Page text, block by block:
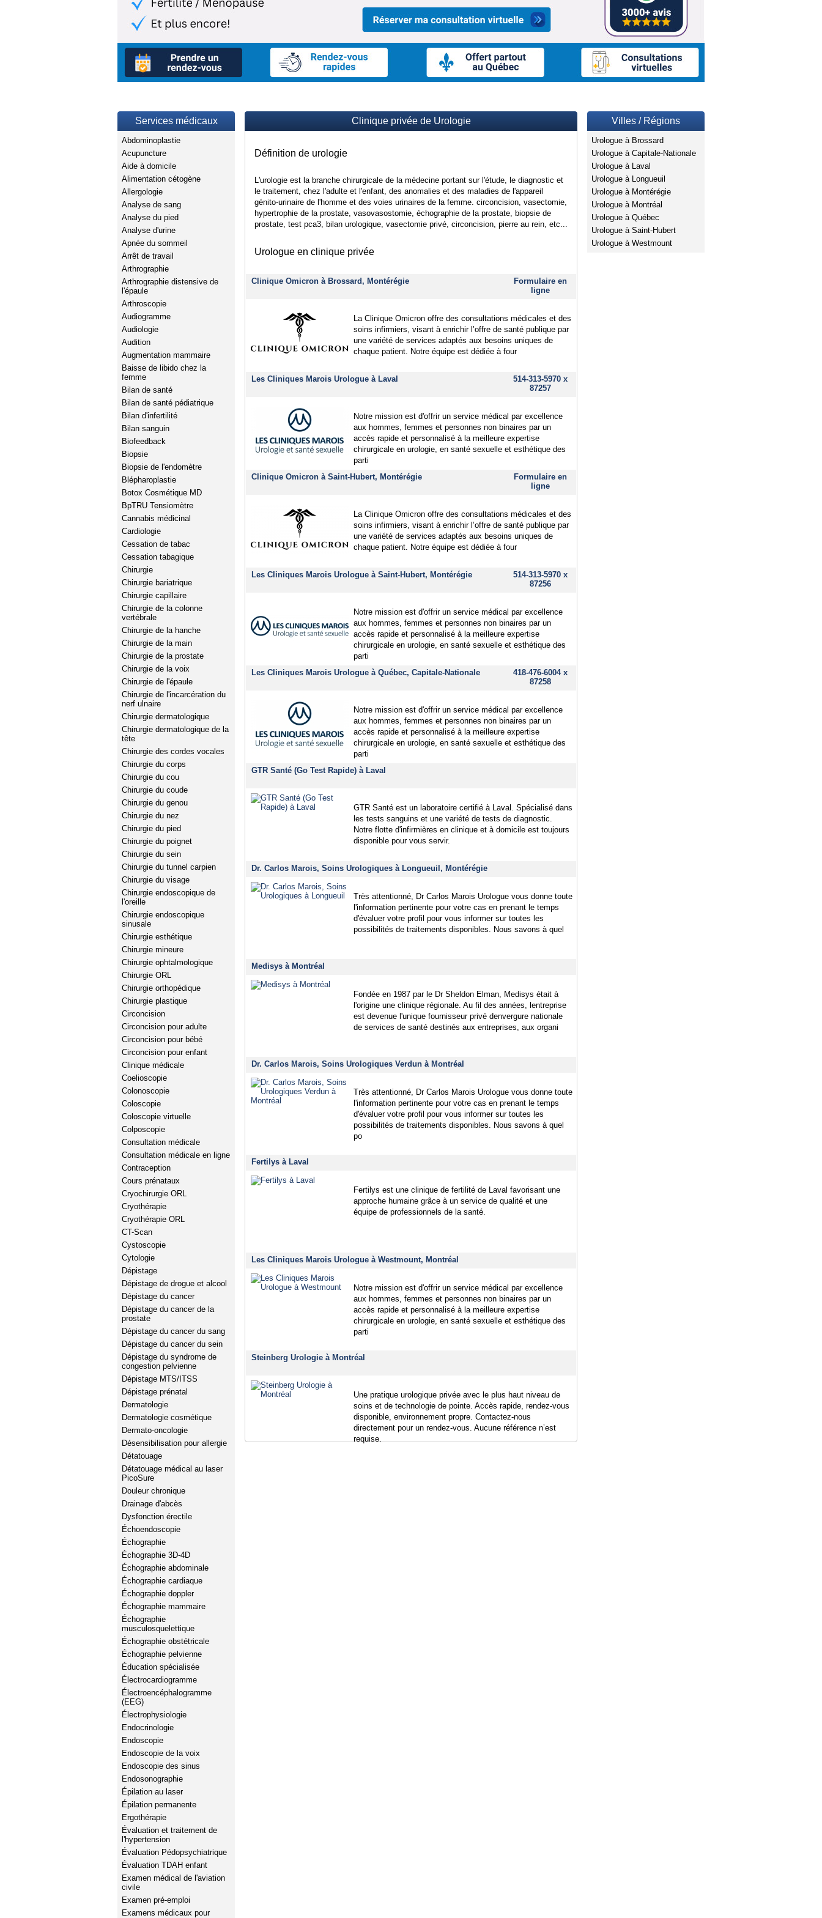
Services médicaux
Abdominoplastie
Acupuncture
Aide à domicile
Alimentation cétogène
Allergologie
Analyse de sang
Analyse du pied
Analyse d'urine
Apnée du sommeil
Arrêt de travail
Arthrographie
Arthrographie distensive de
l'épaule
Arthroscopie
Audiogramme
Audiologie
Audition
Augmentation mammaire
Baisse de libido chez la
femme
Bilan de santé
Bilan de santé pédiatrique
Bilan d'infertilité
Bilan sanguin
Biofeedback
Biopsie
Biopsie de l'endomètre
Blépharoplastie
Botox Cosmétique MD
BpTRU Tensiomètre
Cannabis médicinal
Cardiologie
Cessation de tabac
Cessation tabagique
Chirurgie
Chirurgie bariatrique
Chirurgie capillaire
Chirurgie de la colonne
vertébrale
Chirurgie de la hanche
Chirurgie de la main
Chirurgie de la prostate
Chirurgie de la voix
Chirurgie de l'épaule
Chirurgie de l'incarcération du
nerf ulnaire
Chirurgie dermatologique
Chirurgie dermatologique de la
tête
Chirurgie des cordes vocales
Chirurgie du corps
Chirurgie du cou
Chirurgie du coude
Chirurgie du genou
Chirurgie du nez
Chirurgie du pied
Chirurgie du poignet
Chirurgie du sein
Chirurgie du tunnel carpien
Chirurgie du visage
Chirurgie endoscopique de
l'oreille
Chirurgie endoscopique
sinusale
Chirurgie esthétique
Chirurgie mineure
Chirurgie ophtalmologique
Chirurgie ORL
Chirurgie orthopédique
Chirurgie plastique
Circoncision
Circoncision pour adulte
Circoncision pour bébé
Circoncision pour enfant
Clinique médicale
Coelioscopie
Colonoscopie
Coloscopie
Coloscopie virtuelle
Colposcopie
Consultation médicale
Consultation médicale en ligne
Contraception
Cours prénataux
Cryochirurgie ORL
Cryothérapie
Cryothérapie ORL
CT-Scan
Cystoscopie
Cytologie
Dépistage
Dépistage de drogue et alcool
Dépistage du cancer
Dépistage du cancer de la
prostate
Dépistage du cancer du sang
Dépistage du cancer du sein
Dépistage du syndrome de
congestion pelvienne
Dépistage MTS/ITSS
Dépistage prénatal
Dermatologie
Dermatologie cosmétique
Dermato-oncologie
Désensibilisation pour allergie
Détatouage
Détatouage médical au laser
PicoSure
Douleur chronique
Drainage d'abcès
Dysfonction érectile
Échoendoscopie
Échographie
Échographie 3D-4D
Échographie abdominale
Échographie cardiaque
Échographie doppler
Échographie mammaire
Échographie
musculosquelettique
Échographie obstétricale
Échographie pelvienne
Éducation spécialisée
Électrocardiogramme
Électroencéphalogramme
(EEG)
Électrophysiologie
Endocrinologie
Endoscopie
Endoscopie de la voix
Endoscopie des sinus
Endosonographie
Épilation au laser
Épilation permanente
Ergothérapie
Évaluation et traitement de
l'hypertension
Évaluation Pédopsychiatrique
Évaluation TDAH enfant
Examen médical de l'aviation
civile
Examen pré-emploi
Examens médicaux pour
Clinique privée de Urologie
Définition de urologie
L'urologie est la branche chirurgicale de la médecine portant sur l'étude, le diagnostic et
le traitement, chez l'adulte et l'enfant, des anomalies et des maladies de l'appareil
génito-urinaire de l'homme et des voies urinaires de la femme. circoncision, vasectomie,
hypertrophie de la prostate, vasovasostomie, échographie de la prostate, biopsie de
prostate, test pca3, bilan urologique, vasectomie privé, circoncision, pierre au rein, etc...
Urologue en clinique privée
Clinique Omicron à Brossard, Montérégie
Formulaire en
ligne
La Clinique Omicron offre des consultations médicales et des
soins infirmiers, visant à enrichir l’offre de santé publique par
une variété de services adaptés aux besoins uniques de
chaque patient. Notre équipe est dédiée à four
Les Cliniques Marois Urologue à Laval
514-313-5970 x
87257
Notre mission est d'offrir un service médical par excellence
aux hommes, femmes et personnes non binaires par un
accès rapide et personnalisé à la meilleure expertise
chirurgicale en urologie, en santé sexuelle et esthétique des
parti
Clinique Omicron à Saint-Hubert, Montérégie
Formulaire en
ligne
La Clinique Omicron offre des consultations médicales et des
soins infirmiers, visant à enrichir l’offre de santé publique par
une variété de services adaptés aux besoins uniques de
chaque patient. Notre équipe est dédiée à four
Les Cliniques Marois Urologue à Saint-Hubert, Montérégie
514-313-5970 x
87256
Notre mission est d'offrir un service médical par excellence
aux hommes, femmes et personnes non binaires par un
accès rapide et personnalisé à la meilleure expertise
chirurgicale en urologie, en santé sexuelle et esthétique des
parti
Les Cliniques Marois Urologue à Québec, Capitale-Nationale
418-476-6004 x
87258
Notre mission est d'offrir un service médical par excellence
aux hommes, femmes et personnes non binaires par un
accès rapide et personnalisé à la meilleure expertise
chirurgicale en urologie, en santé sexuelle et esthétique des
parti
GTR Santé (Go Test Rapide) à Laval
GTR Santé est un laboratoire certifié à Laval. Spécialisé dans
les tests sanguins et une variété de tests de diagnostic.
Notre flotte d'infirmières en clinique et à domicile est toujours
disponible pour vous servir.
Dr. Carlos Marois, Soins Urologiques à Longueuil, Montérégie
Très attentionné, Dr Carlos Marois Urologue vous donne toute
l'information pertinente pour votre cas en prenant le temps
d'évaluer votre profil pour vous informer sur toutes les
possibilités de traitements disponibles. Nous savons à quel
Medisys à Montréal
Fondée en 1987 par le Dr Sheldon Elman, Medisys était à
l'origine une clinique régionale. Au fil des années, lentreprise
est devenue l'unique fournisseur privé denvergure nationale
de services de santé destinés aux entreprises, aux organi
Dr. Carlos Marois, Soins Urologiques Verdun à Montréal
Très attentionné, Dr Carlos Marois Urologue vous donne toute
l'information pertinente pour votre cas en prenant le temps
d'évaluer votre profil pour vous informer sur toutes les
possibilités de traitements disponibles. Nous savons à quel
po
Fertilys à Laval
Fertilys est une clinique de fertilité de Laval favorisant une
approche humaine grâce à un service de qualité et une
équipe de professionnels de la santé.
Les Cliniques Marois Urologue à Westmount, Montréal
Notre mission est d'offrir un service médical par excellence
aux hommes, femmes et personnes non binaires par un
accès rapide et personnalisé à la meilleure expertise
chirurgicale en urologie, en santé sexuelle et esthétique des
parti
Steinberg Urologie à Montréal
Une pratique urologique privée avec le plus haut niveau de
soins et de technologie de pointe. Accès rapide, rendez-vous
disponible, environnement propre. Contactez-nous
directement pour un rendez-vous. Aucune référence n’est
requise.
Villes / Régions
Urologue à Brossard
Urologue à Capitale-Nationale
Urologue à Laval
Urologue à Longueuil
Urologue à Montérégie
Urologue à Montréal
Urologue à Québec
Urologue à Saint-Hubert
Urologue à Westmount